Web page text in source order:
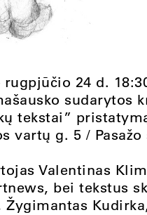
rugpjūčio 24 d.
sudarytos
tekstai”
vartų g. 5 / Pasažo
Valentinas
bei tekstus
Žygimantas